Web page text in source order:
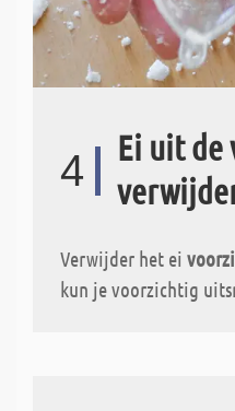
4
Ei uit de
Verwijder het ei
kun je voorzichtig